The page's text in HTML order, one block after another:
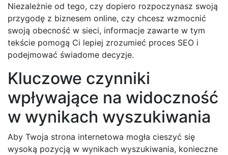
Niezależnie od tego, czy dopiero rozpoczynasz swoją
przygodę z biznesem online, czy chcesz wzmocnić
swoją obecność w sieci, informacje zawarte w tym
tekście pomogą Ci lepiej zrozumieć proces SEO i
podejmować świadome decyzje.
Kluczowe czynniki
wpływające na widoczność
w wynikach wyszukiwania
Aby Twoja strona internetowa mogła cieszyć się
wysoką pozycją w wynikach wyszukiwania, konieczne